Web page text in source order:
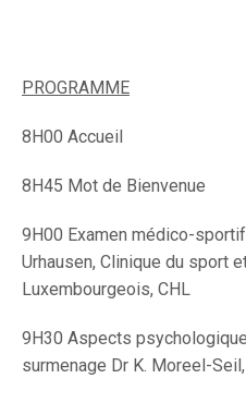
PROGRAMME
8H00 Accueil
8H45 Mot de Bienvenue
9H00 Examen médico-
Urhausen, Clinique du sport
Luxembourgeois, CHL
9H30 Aspects
surmenage Dr K. Moreel-